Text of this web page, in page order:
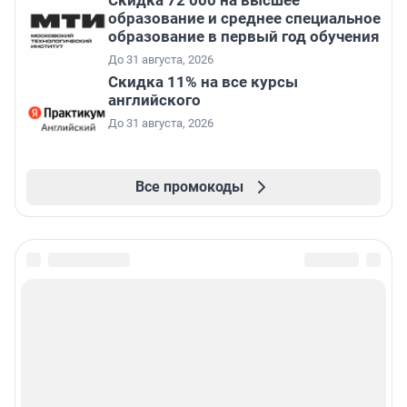
образование и среднее специальное
образование в первый год обучения
До 31 августа, 2026
Скидка 11% на все курсы
английского
До 31 августа, 2026
Все промокоды